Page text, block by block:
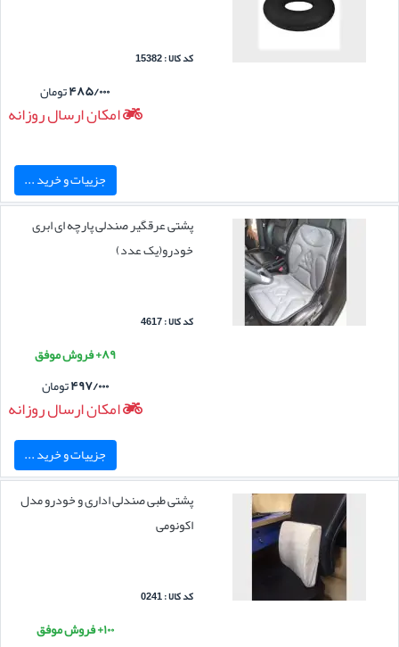
کد کالا : 15382
۴۸۵/۰۰۰تومان
امکان ارسال روزانه
جزییات و خرید ...
پشتی عرقگیر صندلی پارچه ای ابری
خودرو(یک عدد)
کد کالا : 4617
۸۹+ فروش موفق
۴۹۷/۰۰۰تومان
امکان ارسال روزانه
جزییات و خرید ...
پشتی طبی صندلی اداری و خودرو مدل
اکونومی
کد کالا : 0241
۱۰۰+ فروش موفق